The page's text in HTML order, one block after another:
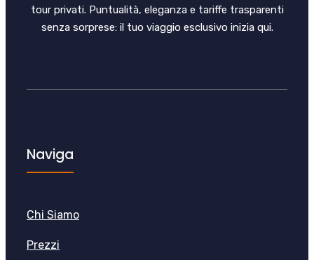
tour privati. Puntualità, eleganza e tariffe trasparenti
senza sorprese: il tuo viaggio esclusivo inizia qui.
Naviga
Chi Siamo
Prezzi